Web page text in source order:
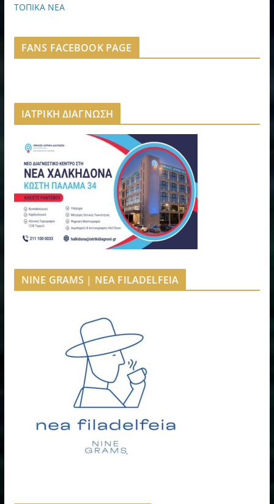
ΤΟΠΙΚΑ ΝΕΑ
FANS FACEBOOK PAGE
ΙΑΤΡΙΚΗ ΔΙΑΓΝΩΣΗ
NINE GRAMS | NEA FILADELFEIA